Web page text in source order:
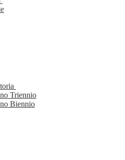
Triennio
Biennio